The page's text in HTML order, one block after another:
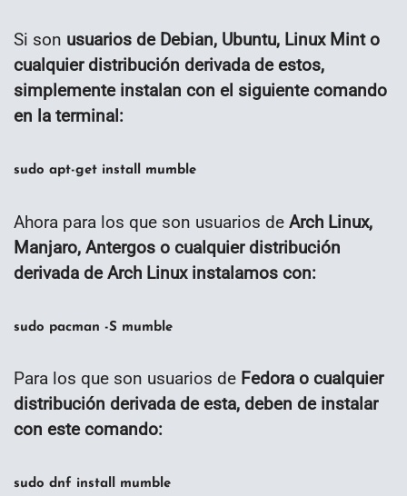
Si son usuarios de Debian, Ubuntu, Linux Mint o
cualquier distribución derivada de estos,
simplemente instalan con el siguiente comando
en la terminal:
sudo apt-get install mumble
Ahora para los que son usuarios de Arch Linux,
Manjaro, Antergos o cualquier distribución
derivada de Arch Linux instalamos con:
sudo pacman -S mumble
Para los que son usuarios de Fedora o cualquier
distribución derivada de esta, deben de instalar
con este comando:
sudo dnf install mumble